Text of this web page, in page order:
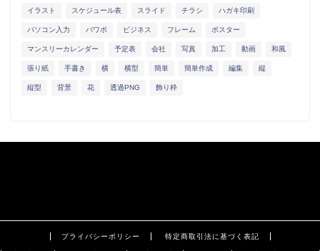
イラスト スケジュール表 スライド チラシ ハガキ印刷
パソコン入力 パワポ ビジネス フレーム ポスター
マンスリーカレンダー 予定表 会社 写真 加工 動画 和風
張り紙 手書き 横 横型 簡単 簡単作成 編集 縦
縦型 背景 花 透過PNG 飾り枠
プライバシーポリシー 特定商取引法に基づく表記